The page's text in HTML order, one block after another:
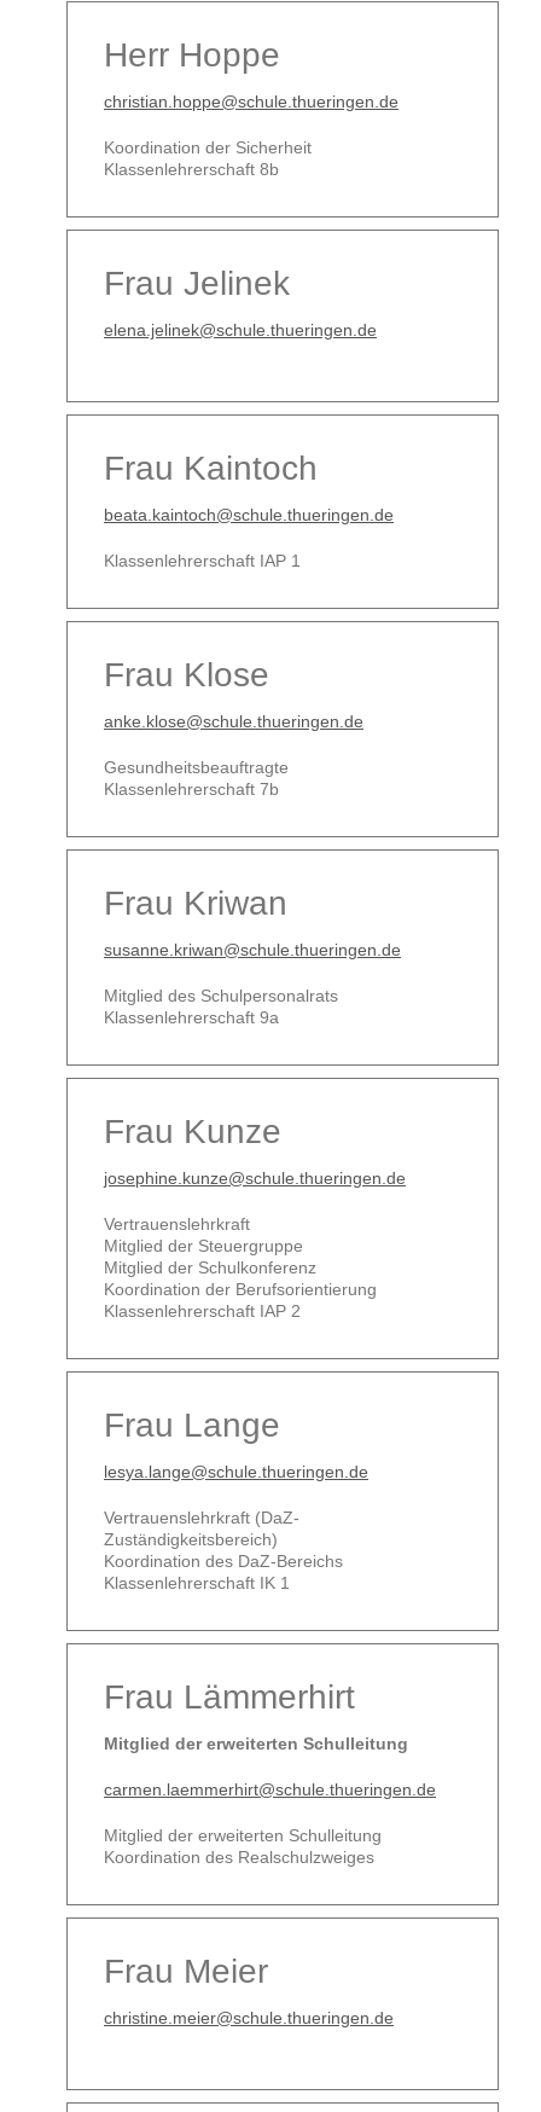
Herr Hoppe
christian.hoppe@schule.thueringen.de
Koordination der Sicherheit
Klassenlehrerschaft 8b
Frau Jelinek
elena.jelinek@schule.thueringen.de
Frau Kaintoch
beata.kaintoch@schule.thueringen.de
Klassenlehrerschaft IAP 1
Frau Klose
anke.klose@schule.thueringen.de
Gesundheitsbeauftragte
Klassenlehrerschaft 7b
Frau Kriwan
susanne.kriwan@schule.thueringen.de
Mitglied des Schulpersonalrats
Klassenlehrerschaft 9a
Frau Kunze
josephine.kunze@schule.thueringen.de
Vertrauenslehrkraft
Mitglied der Steuergruppe
Mitglied der Schulkonferenz
Koordination der Berufsorientierung
Klassenlehrerschaft IAP 2
Frau Lange
lesya.lange@schule.thueringen.de
Vertrauenslehrkraft (DaZ-
Zuständigkeitsbereich)
Koordination des DaZ-Bereichs
Klassenlehrerschaft IK 1
Frau Lämmerhirt
Mitglied der erweiterten Schulleitung
carmen.laemmerhirt@schule.thueringen.de
Mitglied der erweiterten Schulleitung
Koordination des Realschulzweiges
Frau Meier
christine.meier@schule.thueringen.de